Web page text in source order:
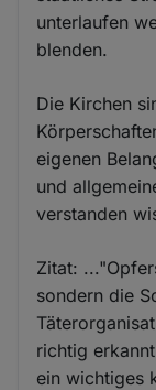
unterlaufen
blenden.
Die Kirchen
eigenen
und
verstanden
Zitat:
sondern die
richtig
ein wichtiges